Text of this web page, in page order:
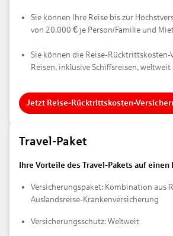
Sie können Ihre Reise bis zur
von 20.000 € je Person/Familie und
Sie können die Reise-Rücktrittskosten-
Reisen, inklusive Schiffsreisen, weltweit
Jetzt Reise-Rücktrittskosten-
Travel-Paket
Ihre Vorteile des Travel-Pakets auf einen
Versicherungspaket: Kombination aus
Auslandsreise-Krankenversicherung
Versicherungsschutz: Weltweit